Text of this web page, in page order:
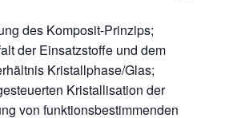
des Komposit-Prinzips;
der Einsatzstoffe und dem
Kristallphase/Glas;
Kristallisation der
von funktionsbestimmenden